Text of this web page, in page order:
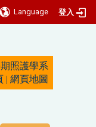
Language 登入
照護學系
| 網頁地圖